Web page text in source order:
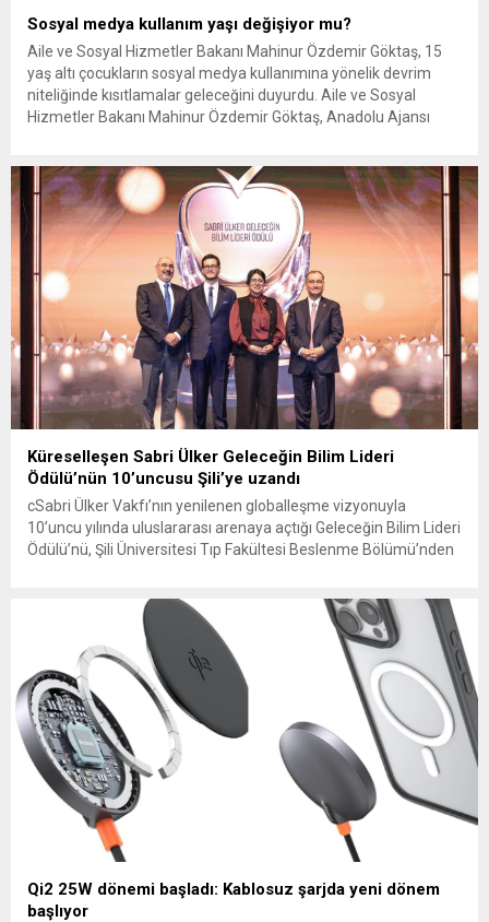
Sosyal medya kullanım yaşı değişiyor mu?
Aile ve Sosyal Hizmetler Bakanı Mahinur Özdemir Göktaş, 15
yaş altı çocukların sosyal medya kullanımına yönelik devrim
niteliğinde kısıtlamalar geleceğini duyurdu. Aile ve Sosyal
Hizmetler Bakanı Mahinur Özdemir Göktaş, Anadolu Ajansı
eylem planının detaylarını kamuoyuyla...
Küreselleşen Sabri Ülker Geleceğin Bilim Lideri
Ödülü’nün 10’uncusu Şili’ye uzandı
cSabri Ülker Vakfı’nın yenilenen globalleşme vizyonuyla
10’uncu yılında uluslararası arenaya açtığı Geleceğin Bilim Lideri
Ödülü’nü, Şili Üniversitesi Tıp Fakültesi Beslenme Bölümü’nden
Qi2 25W dönemi başladı: Kablosuz şarjda yeni dönem
başlıyor